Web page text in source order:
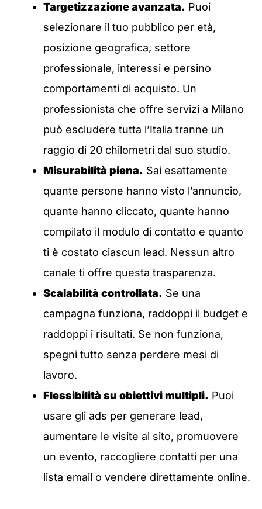
Targetizzazione avanzata. Puoi
selezionare il tuo pubblico per età,
posizione geografica, settore
professionale, interessi e persino
comportamenti di acquisto. Un
professionista che offre servizi a Milano
può escludere tutta l’Italia tranne un
raggio di 20 chilometri dal suo studio.
Misurabilità piena. Sai esattamente
quante persone hanno visto l’annuncio,
quante hanno cliccato, quante hanno
compilato il modulo di contatto e quanto
ti è costato ciascun lead. Nessun altro
canale ti offre questa trasparenza.
Scalabilità controllata. Se una
campagna funziona, raddoppi il budget e
raddoppi i risultati. Se non funziona,
spegni tutto senza perdere mesi di
lavoro.
Flessibilità su obiettivi multipli. Puoi
usare gli ads per generare lead,
aumentare le visite al sito, promuovere
un evento, raccogliere contatti per una
lista email o vendere direttamente online.